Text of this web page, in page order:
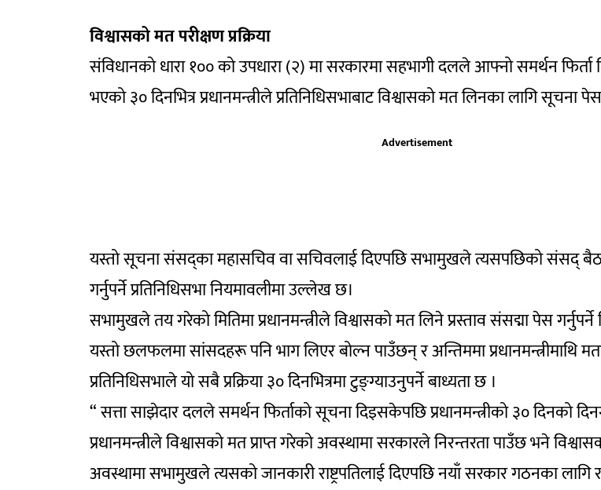
विश्वासको मत परीक्षण प्रक्रिया
संविधानको धारा १०० को उपधारा (२) मा सरकारमा सहभागी दलले आफ्नो समर्थन फिर्ता
भएको ३० दिनभित्र प्रधानमन्त्रीले प्रतिनिधिसभाबाट विश्वासको मत लिनका लागि सूचना
Advertisement
यस्तो सूचना संसद्का महासचिव वा सचिवलाई दिएपछि सभामुखले त्यसपछिको संसद्
गर्नुपर्ने प्रतिनिधिसभा नियमावलीमा उल्लेख छ।
सभामुखले तय गरेको मितिमा प्रधानमन्त्रीले विश्वासको मत लिने प्रस्ताव संसद्मा पेस
यस्तो छलफलमा सांसदहरू पनि भाग लिएर बोल्न पाउँछन् र अन्तिममा प्रधानमन्त्रीमाथि
प्रतिनिधिसभाले यो सबै प्रक्रिया ३० दिनभित्रमा टुङ्ग्याउनुपर्ने बाध्यता छ ।
“ सत्ता साझेदार दलले समर्थन फिर्ताको सूचना दिइसकेपछि प्रधानमन्त्रीको ३० दिनको
प्रधानमन्त्रीले विश्वासको मत प्राप्त गरेको अवस्थामा सरकारले निरन्तरता पाउँछ भने
अवस्थामा सभामुखले त्यसको जानकारी राष्ट्रपतिलाई दिएपछि नयाँ सरकार गठनका लागि